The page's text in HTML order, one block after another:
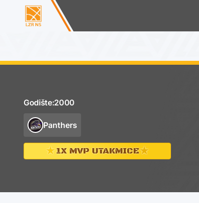
Godište:2000
Panthers
★1X MVP UTAKMICE★